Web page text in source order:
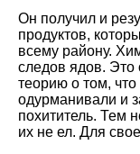
Он получил и
продуктов,
всему району.
следов ядов. Это
теорию о том,
одурманивали и
похититель. Тем
их не ел. Для